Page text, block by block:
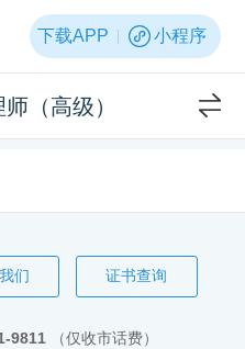
下载APP 小程序
（高级）
们 证书查询
9811 （仅收市话费）